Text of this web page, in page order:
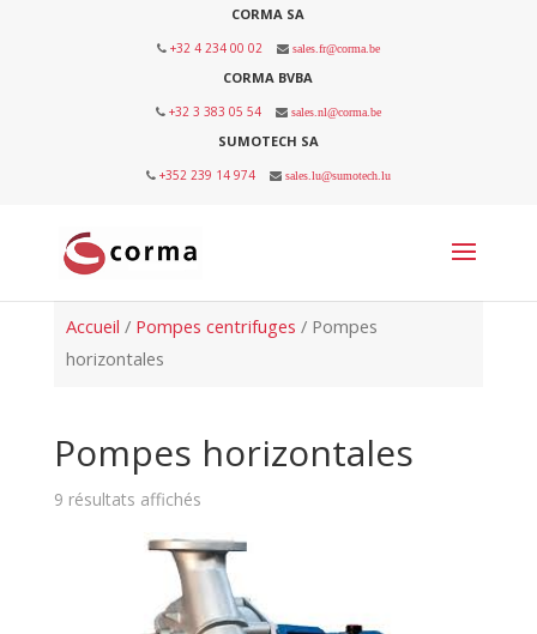
CORMA SA
+32 4 234 00 02 sales.fr@corma.be
CORMA BVBA
+32 3 383 05 54 sales.nl@corma.be
SUMOTECH SA
+352 239 14 974 sales.lu@sumotech.lu
Accueil / Pompes centrifuges / Pompes
horizontales
Pompes horizontales
9 résultats affichés